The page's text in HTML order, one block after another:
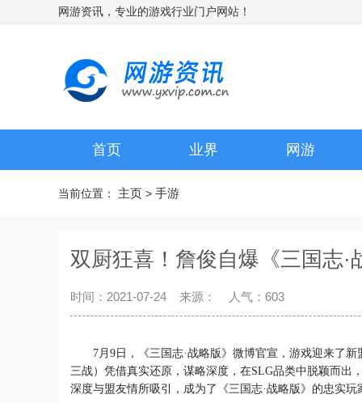
网游资讯，专业的游戏行业门户网站！
首页 业界 网游
当前位置： 主页 > 手游
双厨狂喜！詹俊自爆《三国志·
时间：2021-07-24 来源： 人气： 603
7月9日，《三国志·战略版》微博官宣，游戏迎来了新
三战）凭借真实还原，谋略深度，在SLG品类中脱颖而出
深度与盟友情所吸引，成为了《三国志·战略版》的忠实玩